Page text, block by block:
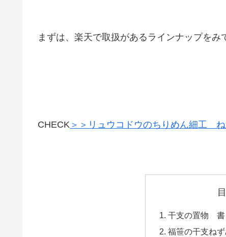
まずは、楽天で取扱があるラインナップをみ
CHECK ＞＞リュウコドウのちりめん細工 ね
干支の置物 書
福笹の干支ね